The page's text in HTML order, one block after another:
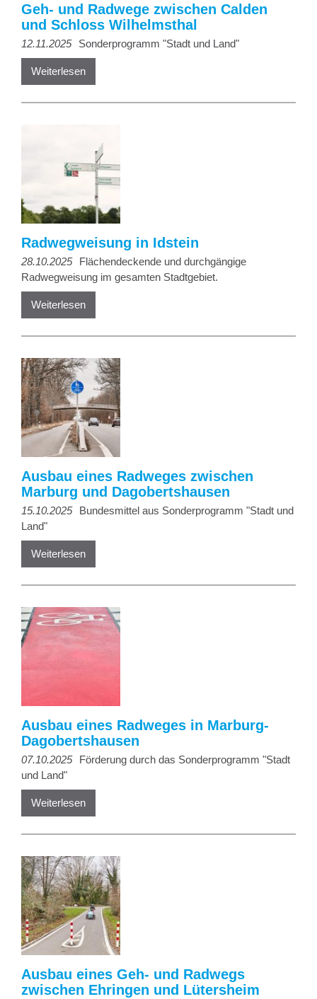
Geh- und Radwege zwischen Calden
und Schloss Wilhelmsthal
12.11.2025 Sonderprogramm "Stadt und Land"
Weiterlesen
Radwegweisung in Idstein
28.10.2025
Flächendeckende und durchgängige
Radwegweisung im gesamten Stadtgebiet.
Weiterlesen
Ausbau eines Radweges zwischen
Marburg und Dagobertshausen
15.10.2025
Bundesmittel aus Sonderprogramm "Stadt und
Land"
Weiterlesen
Ausbau eines Radweges in Marburg-
Dagobertshausen
07.10.2025
Förderung durch das Sonderprogramm "Stadt
und Land"
Weiterlesen
Ausbau eines Geh- und Radwegs
zwischen Ehringen und Lütersheim